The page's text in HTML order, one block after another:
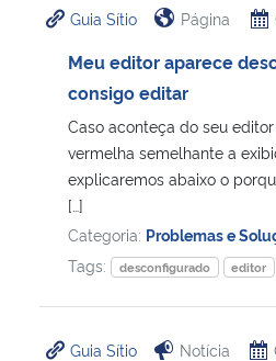
Ministério da Cidadania
Ministério de Minas e Energia
Ministério da Ciência, Tecnologia,
Ministério do Meio Ambiente
Ministério do Turismo
Guia Sítio Página
Meu editor aparece
consigo editar
Caso aconteça do seu
vermelha semelhante a
explicaremos abaixo o
[…]
Categoria: Problemas e
Tags:
desconfigurado editor
Guia Sítio Notícia